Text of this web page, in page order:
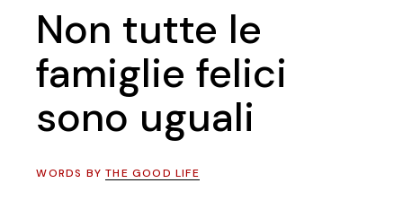
Non tutte le
famiglie felici
sono uguali
WORDS BYTHE GOOD LIFE